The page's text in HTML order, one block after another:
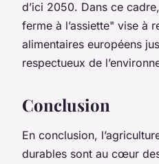
d’ici 2050. Dans ce
ferme à l’assiette" vise à
alimentaires européens
respectueux de
Conclusion
En conclusion,
durables sont au cœur